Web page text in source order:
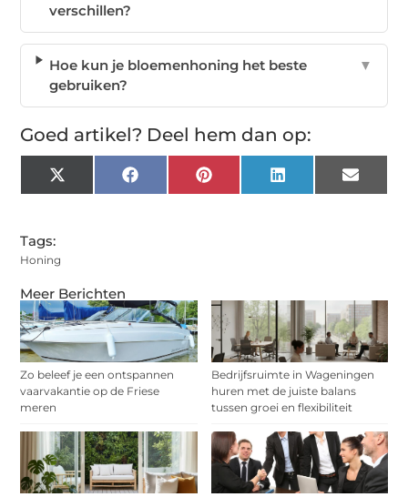
Meer Berichten
Zo beleef je een ontspannen
vaarvakantie op de Friese
meren
Bedrijfsruimte in Wageningen
huren met de juiste balans
tussen groei en flexibiliteit
verschillen?
Hoe kun je bloemenhoning het beste
gebruiken?
▼
Goed artikel? Deel hem dan op:
X
(Twitter)
FacebookPinterest LinkedIn Email
Tags:
Honing